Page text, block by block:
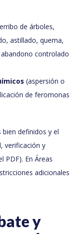
de árboles,
astillado, quema,
controlado
(aspersión o
de feromonas
definidos y el
verificación y
PDF). En Áreas
adicionales
y